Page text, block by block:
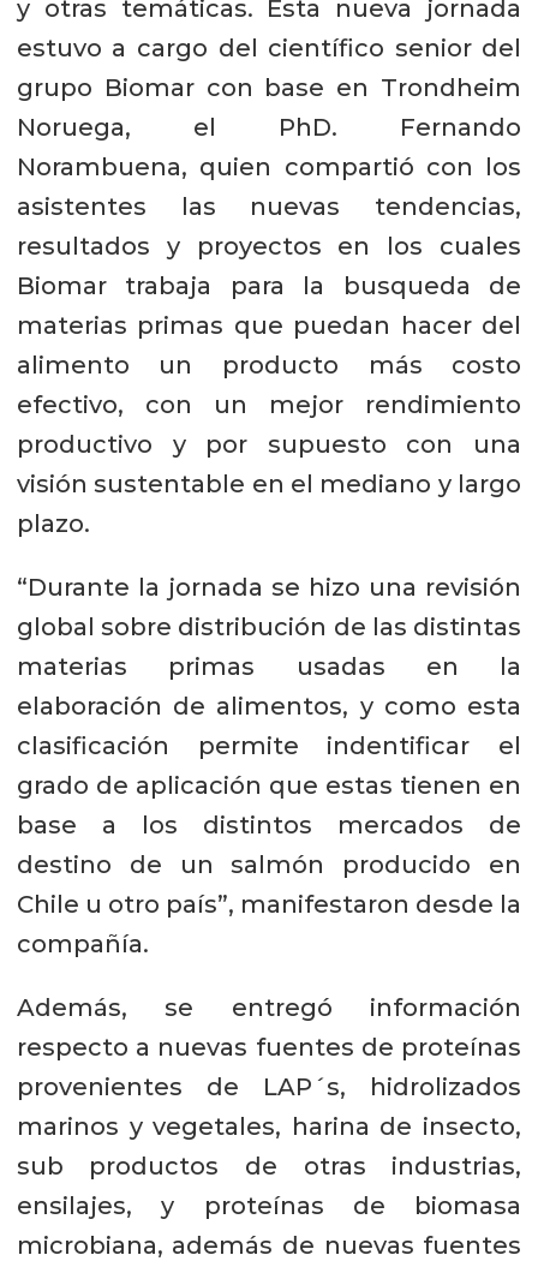
y otras temáticas. Esta nueva jornada
estuvo a cargo del científico senior del
grupo Biomar con base en Trondheim
Noruega, el PhD. Fernando
Norambuena, quien compartió con los
asistentes las nuevas tendencias,
resultados y proyectos en los cuales
Biomar trabaja para la busqueda de
materias primas que puedan hacer del
alimento un producto más costo
efectivo, con un mejor rendimiento
productivo y por supuesto con una
visión sustentable en el mediano y largo
plazo.
“Durante la jornada se hizo una revisión
global sobre distribución de las distintas
materias primas usadas en la
elaboración de alimentos, y como esta
clasificación permite indentificar el
grado de aplicación que estas tienen en
base a los distintos mercados de
destino de un salmón producido en
Chile u otro país”, manifestaron desde la
compañía.
Además, se entregó información
respecto a nuevas fuentes de proteínas
provenientes de LAP´s, hidrolizados
marinos y vegetales, harina de insecto,
sub productos de otras industrias,
ensilajes, y proteínas de biomasa
microbiana, además de nuevas fuentes